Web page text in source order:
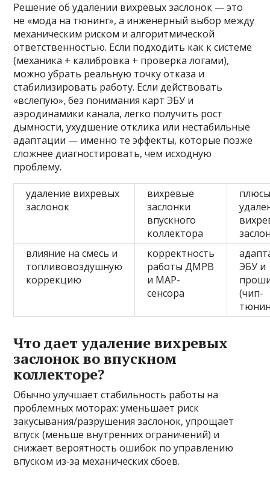
Решение об удалении вихревых заслонок — это
не «мода на тюнинг», а инженерный выбор между
механическим риском и алгоритмической
ответственностью. Если подходить как к системе
(механика + калибровка + проверка логами),
можно убрать реальную точку отказа и
стабилизировать работу. Если действовать
«вслепую», без понимания карт ЭБУ и
аэродинамики канала, легко получить рост
дымности, ухудшение отклика или нестабильные
адаптации — именно те эффекты, которые позже
сложнее диагностировать, чем исходную
проблему.
удаление вихревых
заслонок
вихревые
заслонки
впускного
коллектора
влияние на смесь и
топливовоздушную
коррекцию
корректность
работы ДМРВ
и MAP-
сенсора
ЭБУ и
(чип-
Что дает удаление вихревых
заслонок во впускном
коллекторе?
Обычно улучшает стабильность работы на
проблемных моторах: уменьшает риск
закусывания/разрушения заслонок, упрощает
впуск (меньше внутренних ограничений) и
снижает вероятность ошибок по управлению
впуском из‑за механических сбоев.